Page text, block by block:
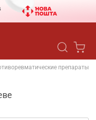
препараты